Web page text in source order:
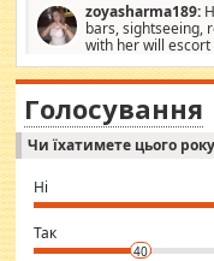
витрат, а тільки
коментуйте цей пост.
зв'яжемося з вами з
сьогодні на
гроші? Ми можемо
zoyasharma189:
bars, sightseeing,
with her will
sexy escort companion in
hotel had to spend the
woman "Love Solitaire"
Independent escort in
WhatsApp via an easily
want to meet new people.
conscious in order to
club.
⇒ sakshimirchandani.com
Голосування
Чи їхатимете цього
Ні
Так
40